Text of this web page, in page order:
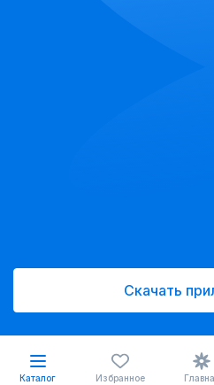
Скачать
Каталог Избранное